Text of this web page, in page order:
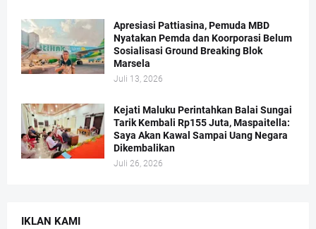
Apresiasi Pattiasina, Pemuda MBD
Nyatakan Pemda dan Koorporasi Belum
Sosialisasi Ground Breaking Blok
Marsela
Juli 13, 2026
Kejati Maluku Perintahkan Balai Sungai
Tarik Kembali Rp155 Juta, Maspaitella:
Saya Akan Kawal Sampai Uang Negara
Dikembalikan
Juli 26, 2026
IKLAN KAMI